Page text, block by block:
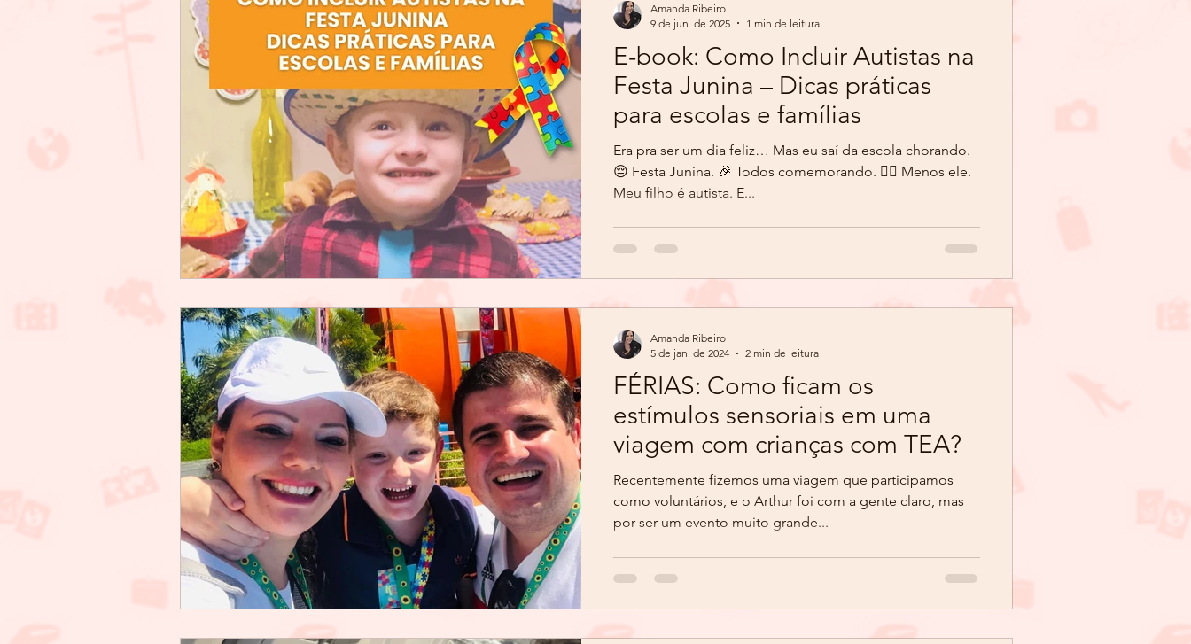
E-book: Como Incluir Autistas na
Festa Junina – Dicas práticas
para escolas e famílias
Era pra ser um dia feliz… Mas eu saí da escola chorando.
😔 Festa Junina. 🎉 Todos comemorando. 🙅‍♂ Menos ele.
Meu filho é autista. E...
Amanda Ribeiro
9 de jun. de 2025
1 min de leitura
FÉRIAS: Como ficam os
estímulos sensoriais em uma
viagem com crianças com TEA?
Recentemente fizemos uma viagem que participamos
como voluntários, e o Arthur foi com a gente claro, mas
por ser um evento muito grande...
Amanda Ribeiro
5 de jan. de 2024
2 min de leitura